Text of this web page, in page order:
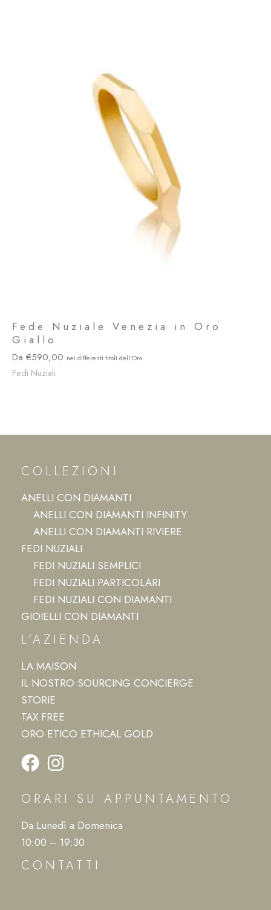
Fede Nuziale Venezia in Oro
Giallo
590,00
Fedi Nuziali
COLLEZIONI
ANELLI CON DIAMANTI
ANELLI CON DIAMANTI INFINITY
ANELLI CON DIAMANTI RIVIERE
FEDI NUZIALI
FEDI NUZIALI SEMPLICI
FEDI NUZIALI PARTICOLARI
FEDI NUZIALI CON DIAMANTI
GIOIELLI CON DIAMANTI
L’AZIENDA
LA MAISON
IL NOSTRO SOURCING CONCIERGE
STORIE
TAX FREE
ORO ETICO ETHICAL GOLD
ORARI SU APPUNTAMENTO
Da Lunedì a Domenica
10:00 – 19:30
CONTATTI